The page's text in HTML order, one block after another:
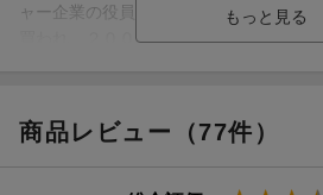
ャー企業の役員を経験。コンサルタン
買われ、２００８年、３５歳で世界最高
ングを１００社以上の企業、約５０００
０１６年同社の共同経営者（パートナー
商品レビュー（77件）